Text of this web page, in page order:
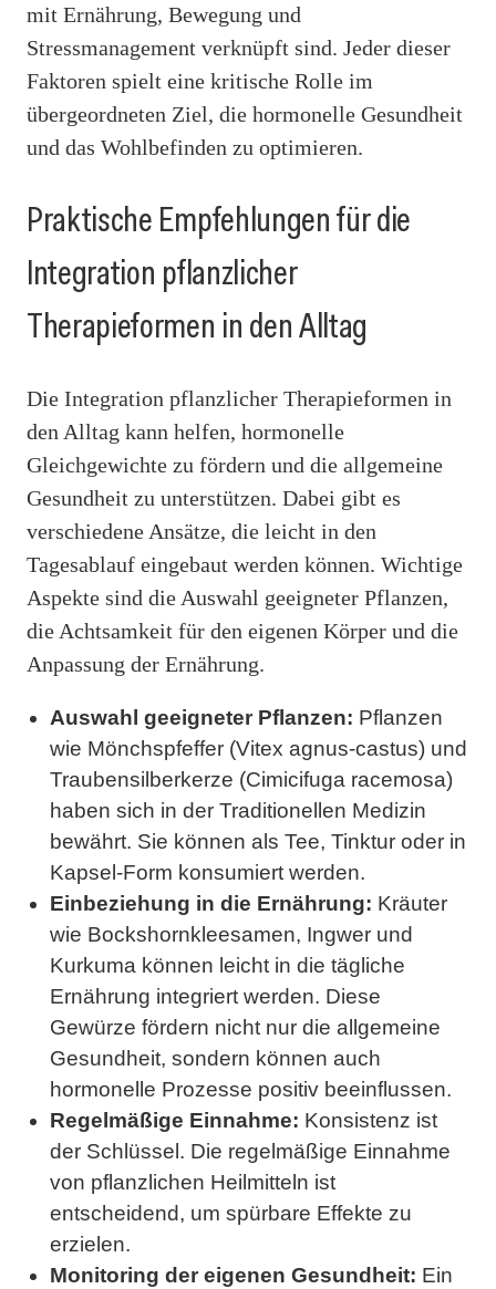
mit Ernährung, Bewegung und
Stressmanagement verknüpft sind. Jeder dieser
Faktoren spielt eine kritische Rolle im
übergeordneten Ziel, die hormonelle Gesundheit
und das Wohlbefinden zu optimieren.
Praktische Empfehlungen für die
Integration pflanzlicher
Therapieformen in den Alltag
Die Integration pflanzlicher Therapieformen in
den Alltag kann helfen, hormonelle
Gleichgewichte zu fördern und die allgemeine
Gesundheit zu unterstützen. Dabei gibt es
verschiedene Ansätze, die leicht in den
Tagesablauf eingebaut werden können. Wichtige
Aspekte sind die Auswahl geeigneter Pflanzen,
die Achtsamkeit für den eigenen Körper und die
Anpassung der Ernährung.
Auswahl geeigneter Pflanzen: Pflanzen
wie Mönchspfeffer (Vitex agnus-castus) und
Traubensilberkerze (Cimicifuga racemosa)
haben sich in der Traditionellen Medizin
bewährt. Sie können als Tee, Tinktur oder in
Kapsel-Form konsumiert werden.
Einbeziehung in die Ernährung: Kräuter
wie Bockshornkleesamen, Ingwer und
Kurkuma können leicht in die tägliche
Ernährung integriert werden. Diese
Gewürze fördern nicht nur die allgemeine
Gesundheit, sondern können auch
hormonelle Prozesse positiv beeinflussen.
Regelmäßige Einnahme: Konsistenz ist
der Schlüssel. Die regelmäßige Einnahme
von pflanzlichen Heilmitteln ist
entscheidend, um spürbare Effekte zu
erzielen.
Monitoring der eigenen Gesundheit: Ein